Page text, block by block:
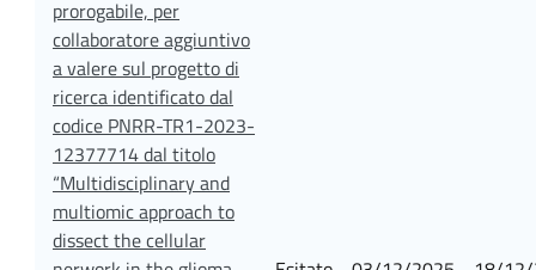
prorogabile, per
collaboratore aggiuntivo
a valere sul progetto di
ricerca identificato dal
codice PNRR-TR1-2023-
12377714 dal titolo
“Multidisciplinary and
multiomic approach to
dissect the cellular